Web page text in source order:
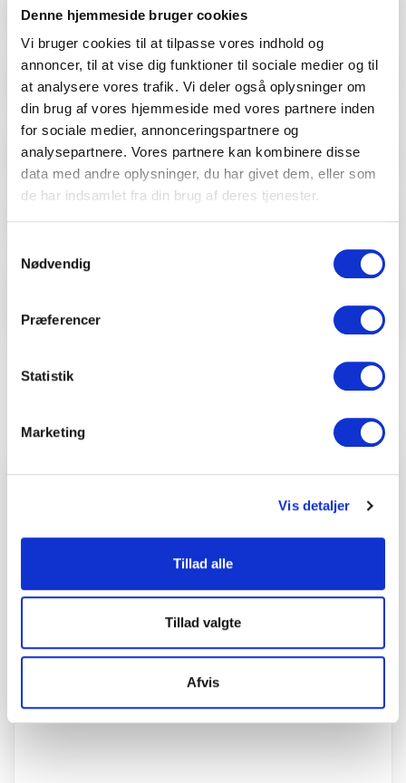
Denne hjemmeside bruger cookies
Vi bruger cookies til at tilpasse vores indhold og
annoncer, til at vise dig funktioner til sociale medier og til
at analysere vores trafik. Vi deler også oplysninger om
din brug af vores hjemmeside med vores partnere inden
for sociale medier, annonceringspartnere og
analysepartnere. Vores partnere kan kombinere disse
data med andre oplysninger, du har givet dem, eller som
de har indsamlet fra din brug af deres tjenester.
Nødvendig
Præferencer
Statistik
Marketing
Vis detaljer
Tillad alle
Tillad valgte
Afvis
sætter grænser, og ingen idéer er for skøre.
Rummeligt venue med god akustik
AV-udstyr i form af lyd, farvet lys og projektor
installeret og klar til brug
Forplejning som tilpasses jeres behov, fra
streetfood til buffet, en klassisk tre-retters menu
eller noget eksperimenterende, men altid med
fokus på kosthensyn og allergener
bundet af bestemte leverandører, så alt kan lade
Udendørsområde til f.eks. velkomst, lounge eller
Bar
Parkering 1specifikation
Adgangsforhold 1specifikation
certificeringer